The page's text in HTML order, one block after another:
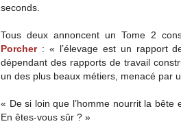
seconds.
Tous deux annoncent un Tome 2
Porcher: « l’élevage est un rapport
dépendant des rapports de travail
un des plus beaux métiers, menacé par
« De si loin que l’homme nourrit la bête
En êtes-vous sûr ? »